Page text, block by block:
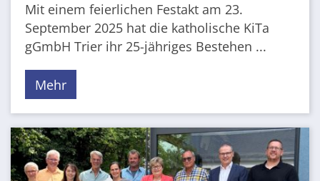
Mit einem feierlichen Festakt am 23.
September 2025 hat die katholische KiTa
gGmbH Trier ihr 25-jähriges Bestehen ...
Mehr